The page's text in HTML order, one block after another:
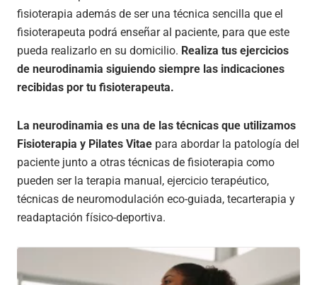
fisioterapia además de ser una técnica sencilla que el
fisioterapeuta podrá enseñar al paciente, para que este
pueda realizarlo en su domicilio. Realiza tus ejercicios
de neurodinamia siguiendo siempre las indicaciones
recibidas por tu fisioterapeuta.
La neurodinamia es una de las técnicas que utilizamos
Fisioterapia y Pilates Vitae para abordar la patología del
paciente junto a otras técnicas de fisioterapia como
pueden ser la terapia manual, ejercicio terapéutico,
técnicas de neuromodulación eco-guiada, tecarterapia y
readaptación físico-deportiva.